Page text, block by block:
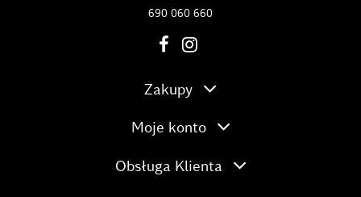
690 060 660
Zakupy
Moje konto
Obsługa Klienta